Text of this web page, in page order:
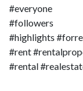
#everyone
#followers
#highlights
#rent